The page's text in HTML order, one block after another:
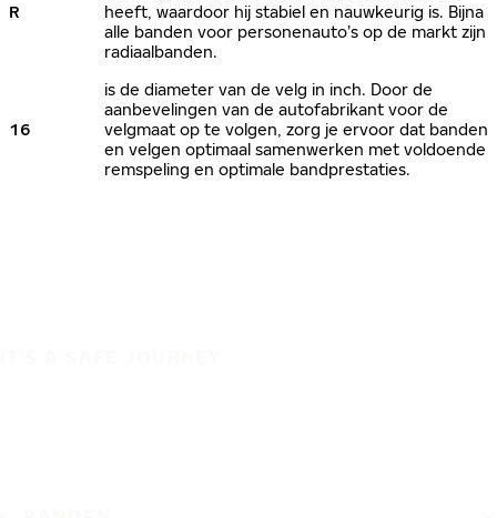
R
heeft, waardoor hij stabiel en nauwkeurig is. Bijna
alle banden voor personenauto’s op de markt zijn
radiaalbanden.
16
is de diameter van de velg in inch. Door de
aanbevelingen van de autofabrikant voor de
velgmaat op te volgen, zorg je ervoor dat banden
en velgen optimaal samenwerken met voldoende
remspeling en optimale bandprestaties.